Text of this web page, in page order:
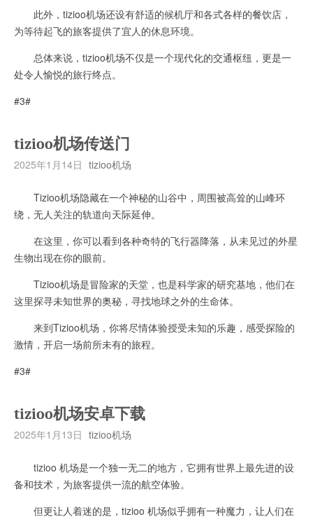
此外，tizioo机场还设有舒适的候机厅和各式各样的餐饮店，
为等待起飞的旅客提供了宜人的休息环境。
总体来说，tizioo机场不仅是一个现代化的交通枢纽，更是一
处令人愉悦的旅行终点。
#3#
tizioo机场传送门
2025年1月14日 tizioo机场
Tizioo机场隐藏在一个神秘的山谷中，周围被高耸的山峰环
绕，无人关注的轨道向天际延伸。
在这里，你可以看到各种奇特的飞行器降落，从未见过的外星
生物出现在你的眼前。
Tizioo机场是冒险家的天堂，也是科学家的研究基地，他们在
这里探寻未知世界的奥秘，寻找地球之外的生命体。
来到Tizioo机场，你将尽情体验授受未知的乐趣，感受探险的
激情，开启一场前所未有的旅程。
#3#
tizioo机场安卓下载
2025年1月13日 tizioo机场
tizioo 机场是一个独一无二的地方，它拥有世界上最先进的设
备和技术，为旅客提供一流的航空体验。
但更让人着迷的是，tizioo 机场似乎拥有一种魔力，让人们在